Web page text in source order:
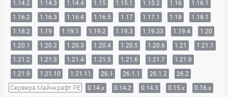
1.14.2
1.14.3 1.14.4 1.15 1.15.1 1.15.2 1.16
1.16.1
1.16.2
1.16.3 1.16.4 1.16.5 1.17 1.17.1 1.18
1.18.1
1.18.2
1.19 1.19.1 1.19.2 1.19.3 1.19.33 1.19.4
1.20
1.20.1
1.20.2 1.20.3 1.20.4 1.20.5 1.20.6 1.21
1.21.1
1.21.2
1.21.3 1.21.4 1.21.5 1.21.6 1.21.7
1.21.8
1.21.9
1.21.10 1.21.11 26.1 26.1.1 26.1.2 26.2
Сервера Майнкрафт PE 0.14.x 0.14.2 0.14.3 0.15.x
0.16.x